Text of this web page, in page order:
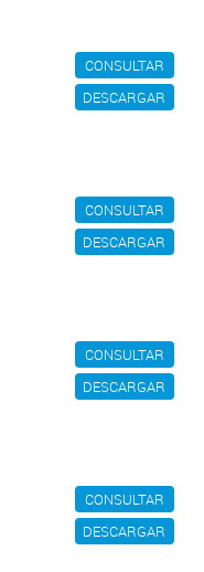
CONSULTAR
DESCARGAR
CONSULTAR
DESCARGAR
CONSULTAR
DESCARGAR
CONSULTAR
DESCARGAR